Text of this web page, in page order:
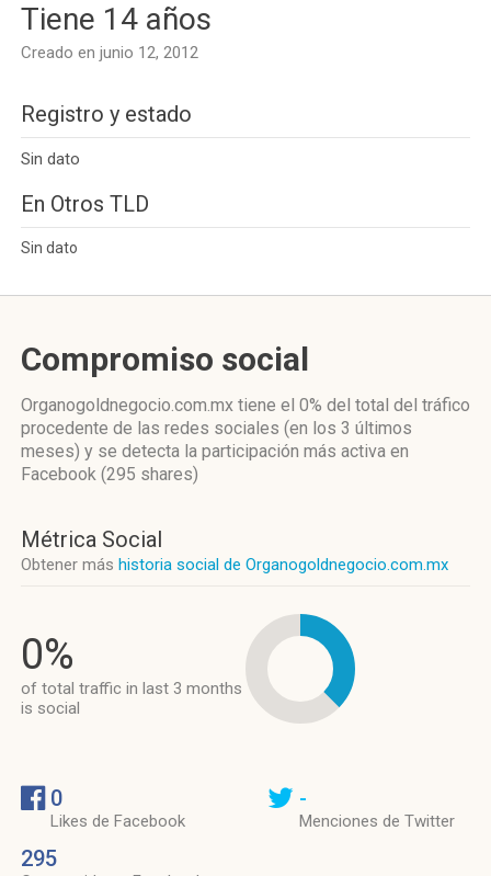
Tiene 14 años
Creado en junio 12, 2012
Registro y estado
Sin dato
En Otros TLD
Sin dato
Compromiso social
Organogoldnegocio.com.mx tiene el 0% del total del tráfico
procedente de las redes sociales (en los 3 últimos
meses) y se detecta la participación más activa en
Facebook (295 shares)
Métrica Social
Obtener más historia social de Organogoldnegocio.com.mx
0%
of total traffic in last 3 months
is social
0
Likes de Facebook
295
-
Menciones de Twitter